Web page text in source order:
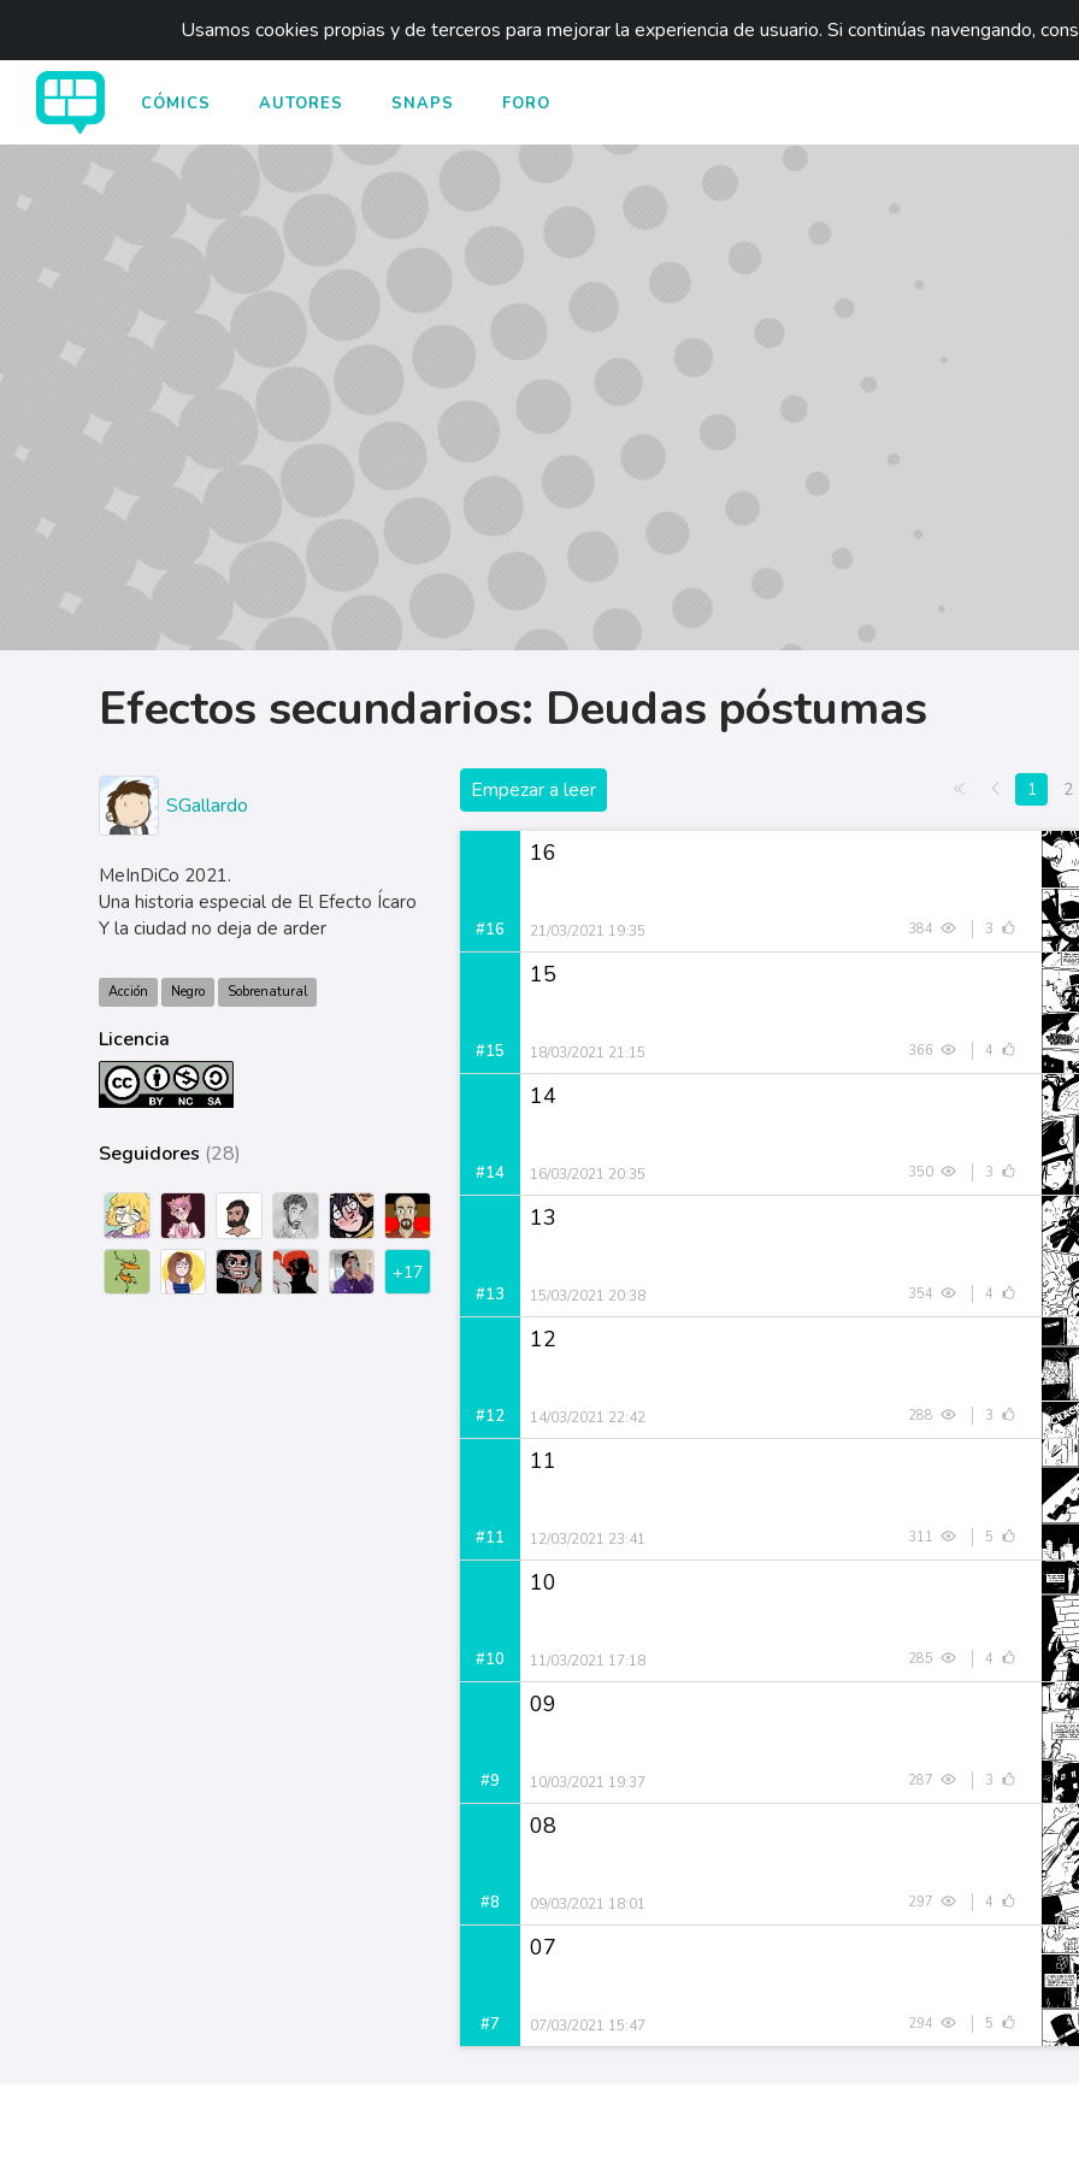
Usamos cookies propias y de terceros para mejorar la experiencia de usuario. Si continúas navengando,
CÓMICS AUTORES SNAPS FORO
Efectos secundarios: Deudas póstumas
SGallardo
MeInDiCo 2021.
Una historia especial de El Efecto Ícaro
Y la ciudad no deja de arder
Acción Negro Sobrenatural
Licencia
Seguidores (28)
+17
Empezar a leer Primera página
Anterior
1 2
#16
16
21/03/2021 19:35 384 3
#15
15
18/03/2021 21:15 366 4
#14
14
16/03/2021 20:35 350 3
#13
13
15/03/2021 20:38 354 4
#12
12
14/03/2021 22:42 288 3
#11
11
12/03/2021 23:41 311 5
#10
10
11/03/2021 17:18 285 4
#9
09
10/03/2021 19:37 287 3
#8
08
09/03/2021 18:01 297 4
#7
07
07/03/2021 15:47 294 5